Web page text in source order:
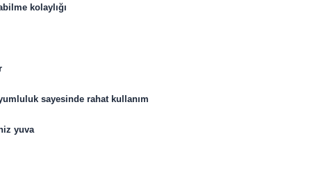
kolaylığı
sayesinde rahat kullanım
yuva